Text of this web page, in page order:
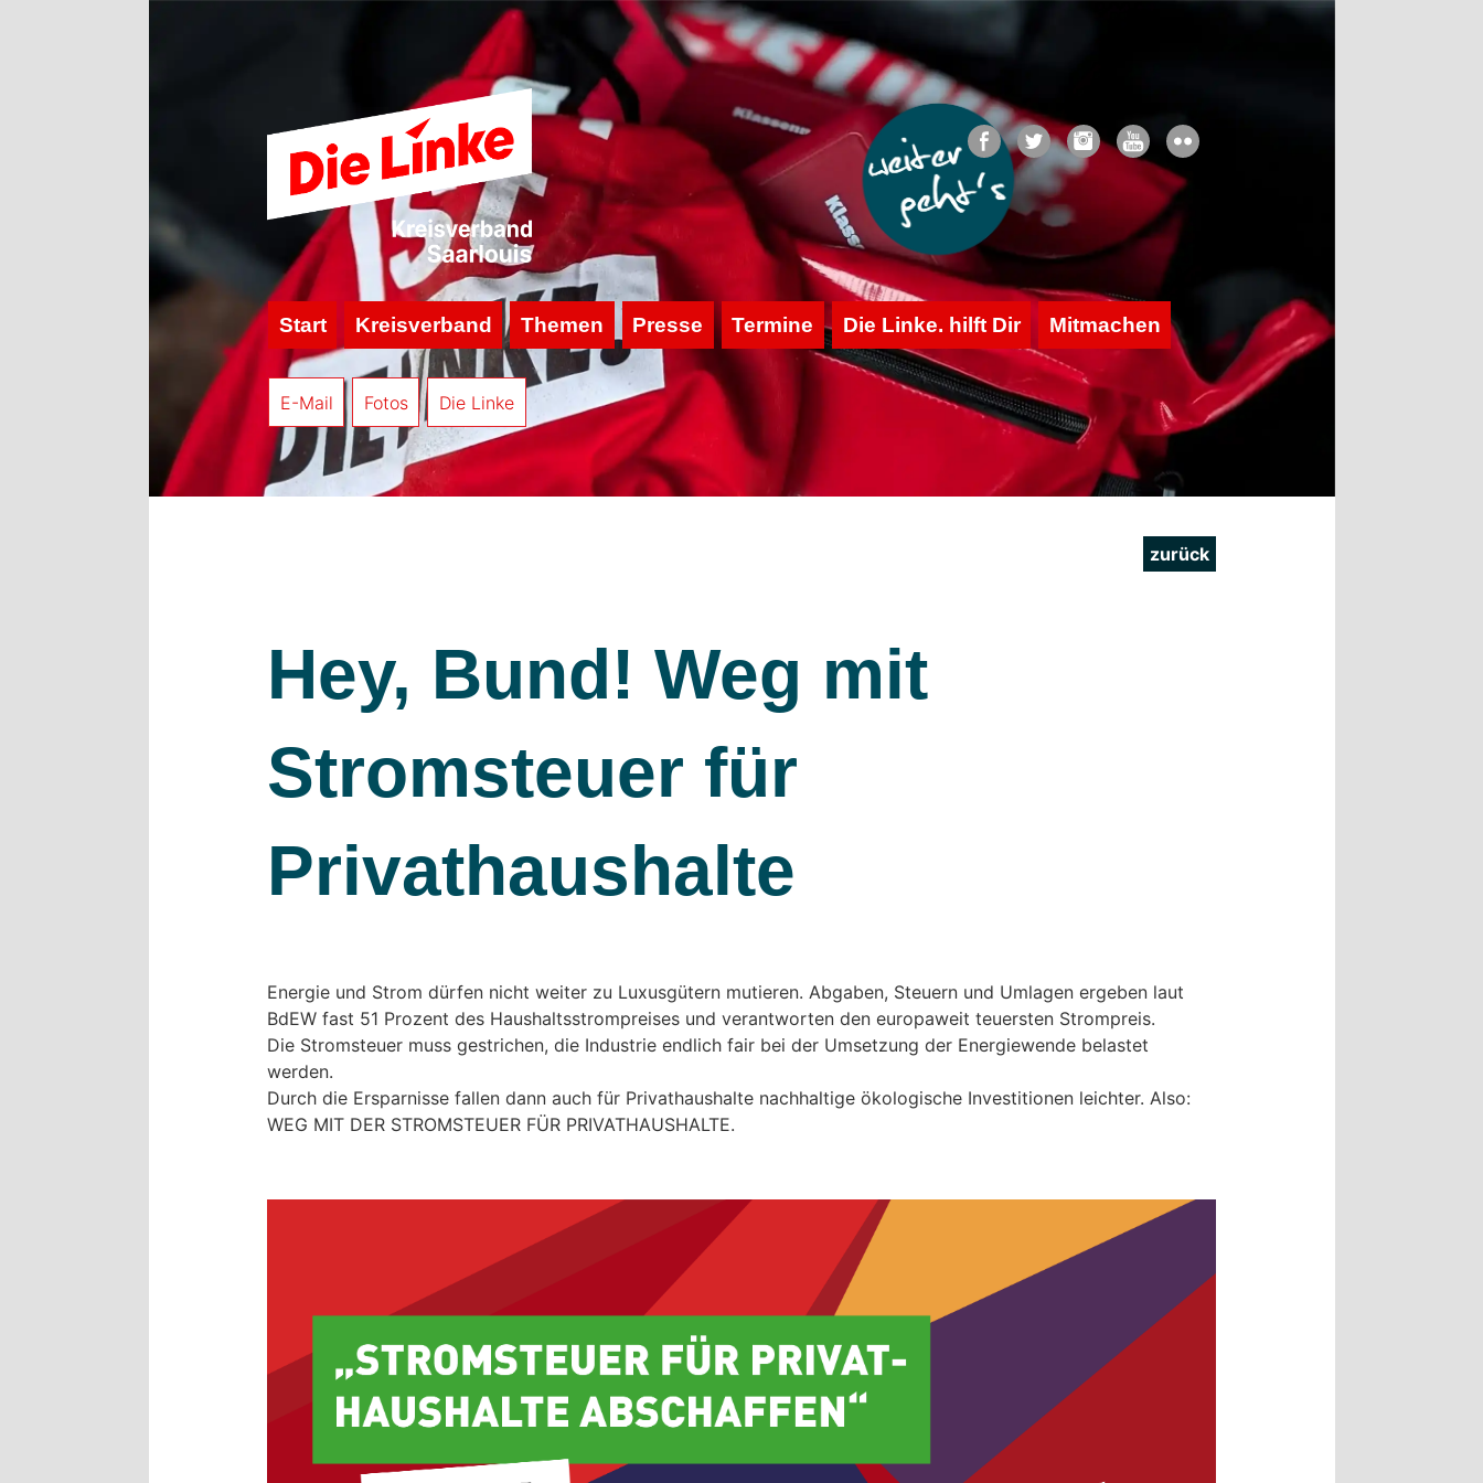
Start Kreisverband Themen Presse Termine Die Linke. hilft Dir Mitmachen
E-Mail Fotos Die Linke
zurück
Hey, Bund! Weg mit
Stromsteuer für
Privathaushalte
Energie und Strom dürfen nicht weiter zu Luxusgütern mutieren. Abgaben, Steuern und Umlagen ergeben laut
BdEW fast 51 Prozent des Haushaltsstrompreises und verantworten den europaweit teuersten Strompreis.
Die Stromsteuer muss gestrichen, die Industrie endlich fair bei der Umsetzung der Energiewende belastet
werden.
Durch die Ersparnisse fallen dann auch für Privathaushalte nachhaltige ökologische Investitionen leichter. Also:
WEG MIT DER STROMSTEUER FÜR PRIVATHAUSHALTE.